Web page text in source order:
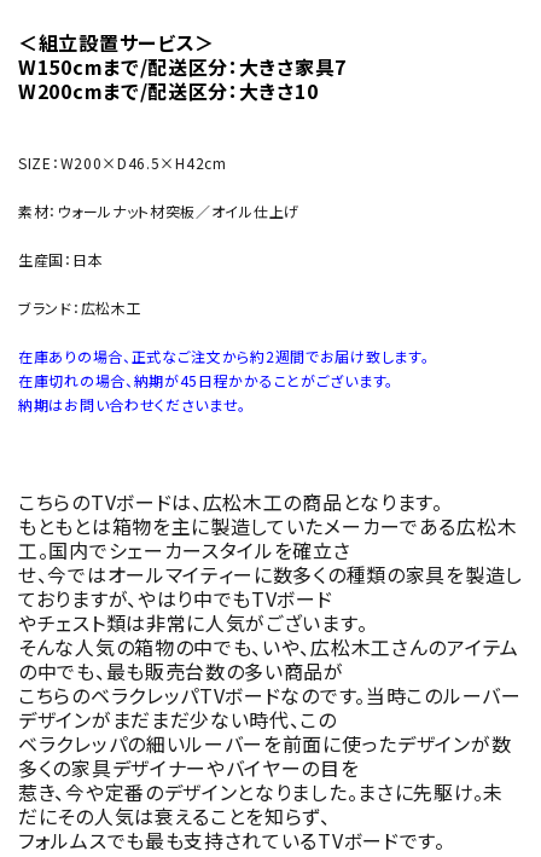
＜組立設置サービス＞
W150cmまで/配送区分：大きさ家具7
W200cmまで/配送区分：大きさ10
SIZE：W200×D46.5×H42cm
素材：ウォールナット材突板／オイル仕上げ
生産国：日本
ブランド：広松木工
在庫ありの場合、正式なご注文から約2週間でお届け致します。
在庫切れの場合、納期が45日程かかることがございます。
納期はお問い合わせくださいませ。
こちらのTVボードは、広松木工の商品となります。
もともとは箱物を主に製造していたメーカーである広松木
工。国内でシェーカースタイルを確立さ
せ、今ではオールマイティーに数多くの種類の家具を製造し
ておりますが、やはり中でもTVボード
やチェスト類は非常に人気がございます。
そんな人気の箱物の中でも、いや、広松木工さんのアイテム
の中でも、最も販売台数の多い商品が
こちらのベラクレッパTVボードなのです。当時このルーバー
デザインがまだまだ少ない時代、この
ベラクレッパの細いルーバーを前面に使ったデザインが数
多くの家具デザイナーやバイヤーの目を
惹き、今や定番のデザインとなりました。まさに先駆け。未
だにその人気は衰えることを知らず、
フォルムスでも最も支持されているTVボードです。